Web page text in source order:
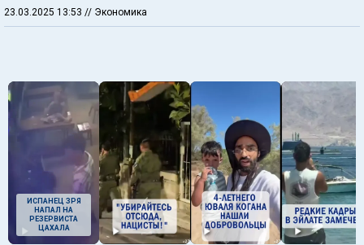
23.03.2025 13:53 // Экономика
ИСПАНЕЦ ЗРЯ
НАПАЛ НА
РЕЗЕРВИСТА
ЦАХАЛА